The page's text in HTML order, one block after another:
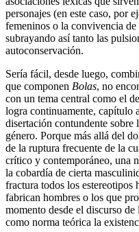
personajes (en este caso, por
femeninos o la convivencia
subrayando así tanto las
autoconservación.
Sería fácil, desde luego,
que componen Bolas, no
con un tema central como el
logra continuamente, capítulo
disertación contundente
género. Porque más allá del
de la ruptura frecuente de la
crítico y contemporáneo, una
la cobardía de cierta
fractura todos los estereotipos
fabrican hombres o los que
momento desde el discurso
como norma teórica la